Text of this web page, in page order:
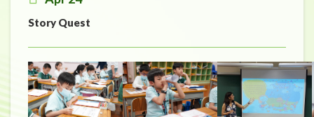
Story Quest